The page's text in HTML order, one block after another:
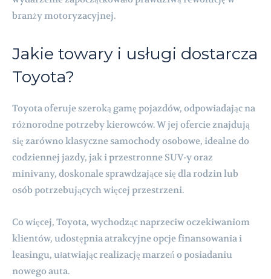
branży motoryzacyjnej.
Jakie towary i usługi dostarcza
Toyota?
Toyota oferuje szeroką gamę pojazdów, odpowiadając na
różnorodne potrzeby kierowców. W jej ofercie znajdują
się zarówno klasyczne samochody osobowe, idealne do
codziennej jazdy, jak i przestronne SUV-y oraz
minivany, doskonale sprawdzające się dla rodzin lub
osób potrzebujących więcej przestrzeni.
Co więcej, Toyota, wychodząc naprzeciw oczekiwaniom
klientów, udostępnia atrakcyjne opcje finansowania i
leasingu, ułatwiając realizację marzeń o posiadaniu
nowego auta.